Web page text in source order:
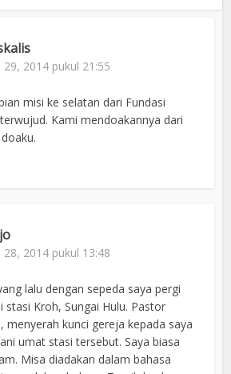
29, 2014 pukul 21:55
misi ke selatan dari Fundasi
Kami mendoakannya dari
28, 2014 pukul 13:48
lalu dengan sepeda saya pergi
stasi Kroh, Sungai Hulu. Pastor
menyerah kunci gereja kepada saya
umat stasi tersebut. Saya biasa
Misa diadakan dalam bahasa